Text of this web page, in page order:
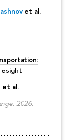
et al.
et al.
2026.